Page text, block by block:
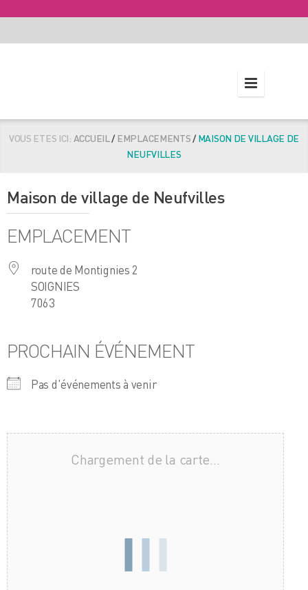
VOUS ETES ICI: ACCUEIL/EMPLACEMENTS/MAISON DE VILLAGE DE
NEUFVILLES
Maison de village de Neufvilles
EMPLACEMENT
route de Montignies 2
SOIGNIES
7063
PROCHAIN ÉVÉNEMENT
Pas d'événements à venir
Chargement de la carte…